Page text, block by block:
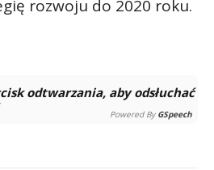
rozwoju do 2020 roku.
Powered By GSpeech